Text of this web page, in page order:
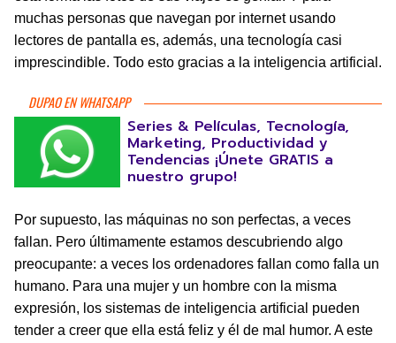
muchas personas que navegan por internet usando
lectores de pantalla es, además, una tecnología casi
imprescindible. Todo esto gracias a la inteligencia artificial.
DUPAO EN WHATSAPP
Series & Películas, Tecnología,
Marketing, Productividad y
Tendencias ¡Únete GRATIS a
nuestro grupo!
Por supuesto, las máquinas no son perfectas, a veces
fallan. Pero últimamente estamos descubriendo algo
preocupante: a veces los ordenadores fallan como falla un
humano. Para una mujer y un hombre con la misma
expresión, los sistemas de inteligencia artificial pueden
tender a creer que ella está feliz y él de mal humor. A este